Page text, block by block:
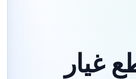
غيار